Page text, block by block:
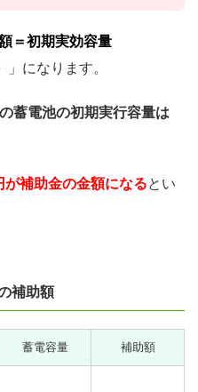
＝初期実効容量
」になります。
蓄電池の初期実行容量は
補助金の金額になるとい
補助額
蓄電容量 補助額